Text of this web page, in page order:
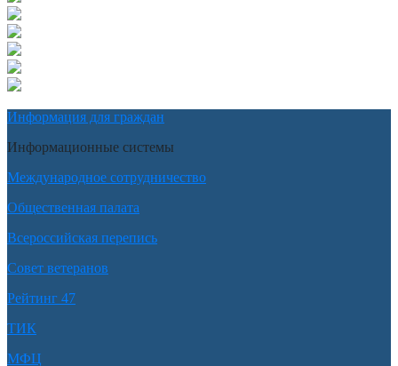
Информация для граждан
Информационные системы
Международное сотрудничество
Общественная палата
Всероссийская перепись
Совет ветеранов
Рейтинг 47
ТИК
МФЦ